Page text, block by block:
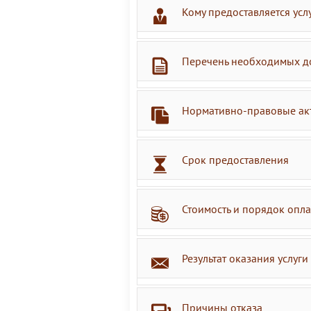
Кому предоставляется
Перечень необходимых
Нормативно-правовые
Срок предоставления
Стоимость и порядок
Результат оказания услуги
Причины отказа